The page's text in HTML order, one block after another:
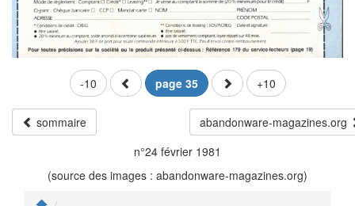
-10 page 35 +10
sommaire
abandonware-magazines.org
n°24 février 1981
(source des images : abandonware-magazines.org)